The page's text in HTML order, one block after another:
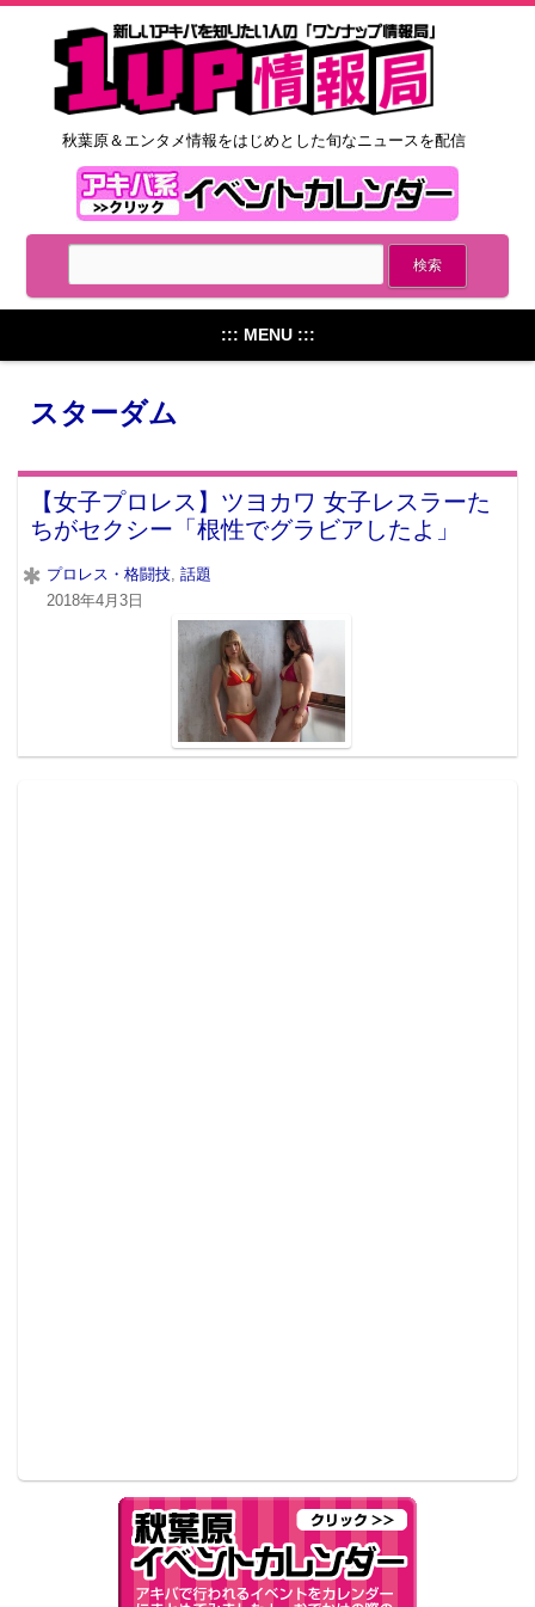
秋葉原＆エンタメ情報をはじめとした旬なニュースを配信
::: MENU :::
スターダム
【女子プロレス】ツヨカワ 女子レスラーた
ちがセクシー「根性でグラビアしたよ」
プロレス・格闘技 話題
2018年4月3日